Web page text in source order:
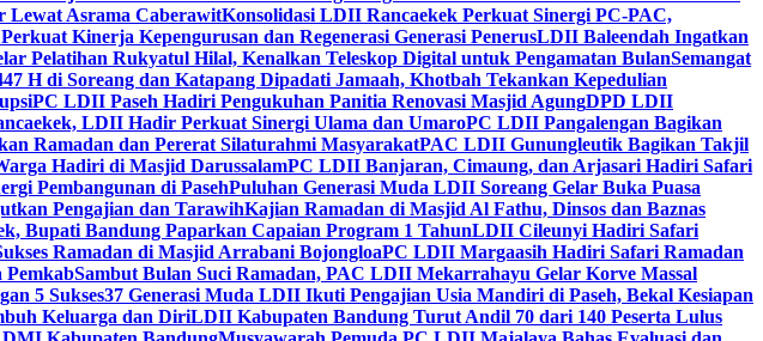
Asrama CaberawitKonsolidasi LDII Rancaekek Perkuat Sinergi PC-PAC,
Kinerja Kepengurusan dan Regenerasi Generasi PenerusLDII Baleendah Ingatkan
Pelatihan Rukyatul Hilal, Kenalkan Teleskop Digital untuk Pengamatan BulanSemangat
H di Soreang dan Katapang Dipadati Jamaah, Khotbah Tekankan Kepedulian
PC LDII Paseh Hadiri Pengukuhan Panitia Renovasi Masjid AgungDPD LDII
LDII Hadir Perkuat Sinergi Ulama dan UmaroPC LDII Pangalengan Bagikan
Ramadan dan Pererat Silaturahmi MasyarakatPAC LDII Gunungleutik Bagikan Takjil
Hadiri di Masjid DarussalamPC LDII Banjaran, Cimaung, dan Arjasari Hadiri Safari
Pembangunan di PasehPuluhan Generasi Muda LDII Soreang Gelar Buka Puasa
Pengajian dan TarawihKajian Ramadan di Masjid Al Fathu, Dinsos dan Baznas
Bupati Bandung Paparkan Capaian Program 1 TahunLDII Cileunyi Hadiri Safari
Ramadan di Masjid Arrabani BojongloaPC LDII Margaasih Hadiri Safari Ramadan
PemkabSambut Bulan Suci Ramadan, PAC LDII Mekarrahayu Gelar Korve Massal
5 Sukses37 Generasi Muda LDII Ikuti Pengajian Usia Mandiri di Paseh, Bekal Kesiapan
Keluarga dan DiriLDII Kabupaten Bandung Turut Andil 70 dari 140 Peserta Lulus